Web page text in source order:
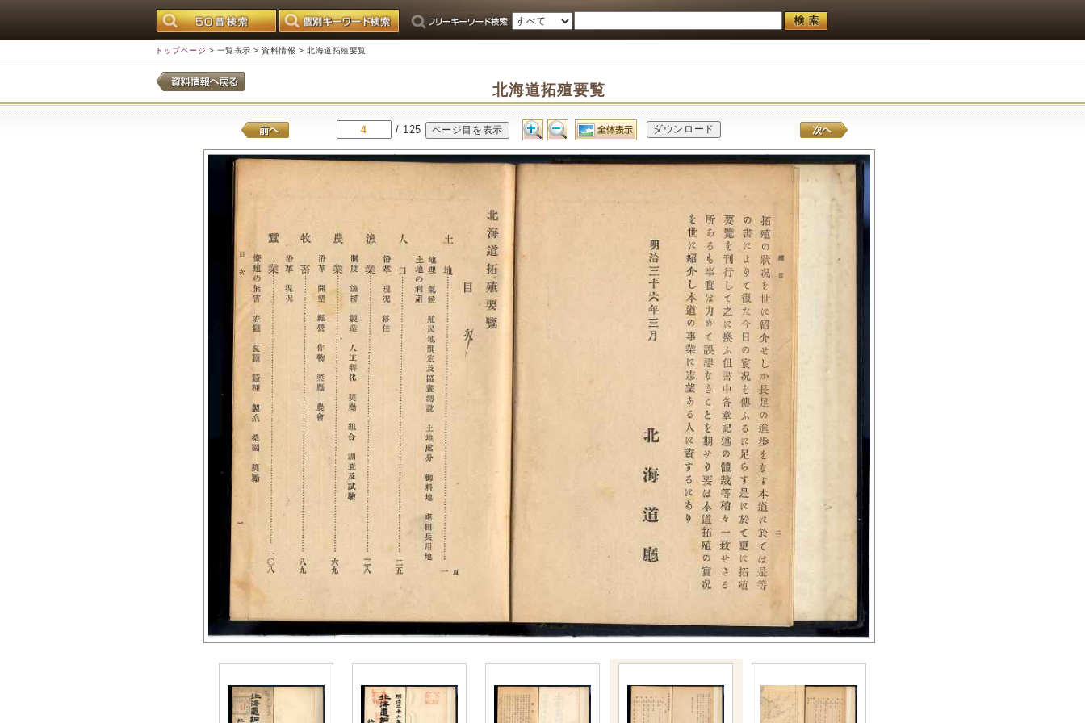
トップページ > 一覧表示 > 資料情報 > 北海道拓殖要覧
北海道拓殖要覧
/ 125